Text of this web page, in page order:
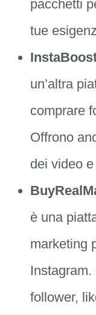
pacchetti
tue
un’altra
comprare
Offrono
dei video
è una
marketing
follower,